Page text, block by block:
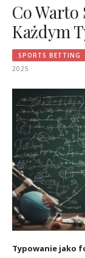
Co Warto
Każdym
SPORTS BETTING
2025
Typowanie jako